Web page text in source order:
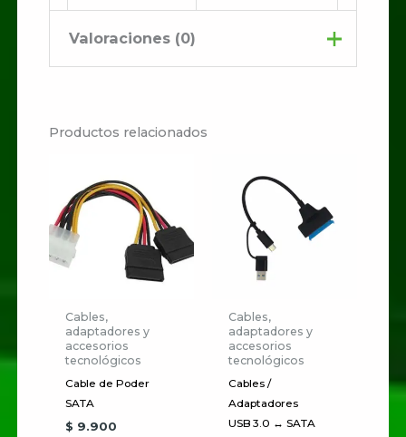
Valoraciones (0)
“Cargador Adaptador
Compatible Wii U Game
Tu dirección de correo
Los campos obligatorios están
marcados con
Tu
puntuación
Productos relacionados
Cables,
adaptadores y
accesorios
tecnológicos
Cable de Poder
SATA
$ 9.900
Cables,
adaptadores y
accesorios
tecnológicos
Cables /
Adaptadores
USB 3.0 ↔ SATA